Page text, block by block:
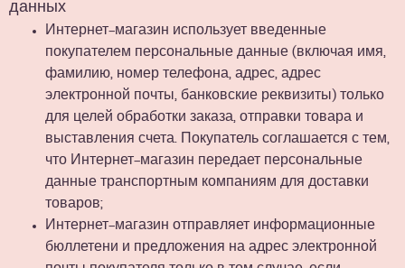
данных
Интернет-магазин использует введенные
покупателем персональные данные (включая имя,
фамилию, номер телефона, адрес, адрес
электронной почты, банковские реквизиты) только
для целей обработки заказа, отправки товара и
выставления счета. Покупатель соглашается с тем,
что Интернет-магазин передает персональные
данные транспортным компаниям для доставки
товаров;
Интернет-магазин отправляет информационные
бюллетени и предложения на адрес электронной